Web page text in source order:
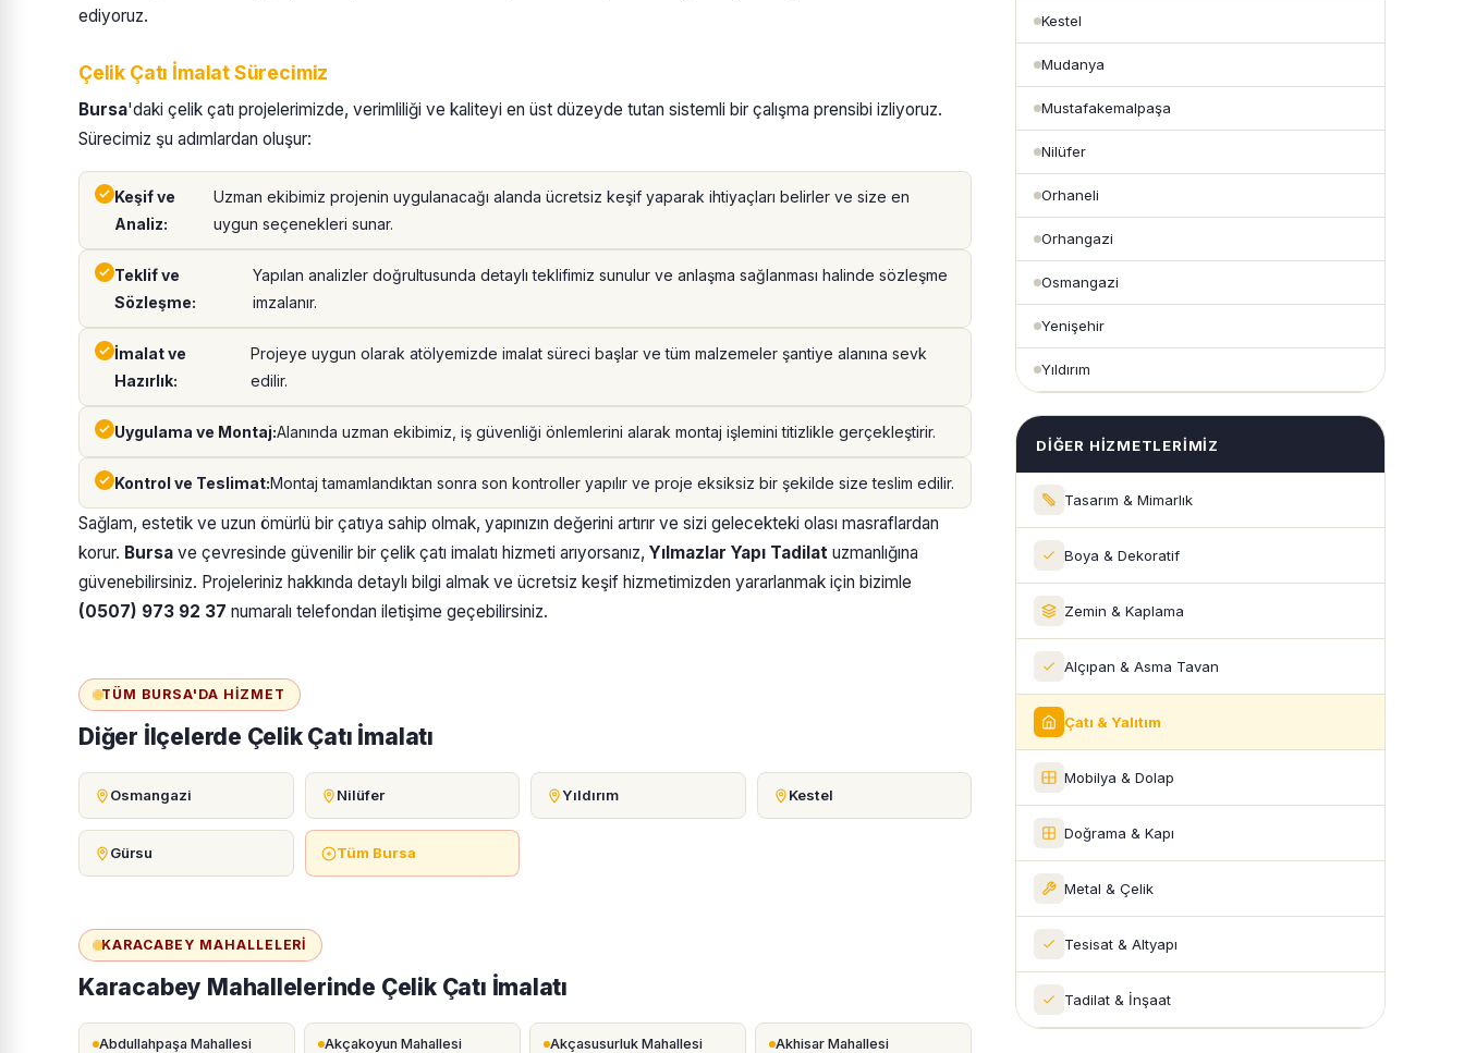
ediyoruz.
Çelik Çatı İmalat Sürecimiz
Bursa'daki çelik çatı projelerimizde, verimliliği ve kaliteyi en üst düzeyde tutan sistemli bir çalışma prensibi izliyoruz.
Sürecimiz şu adımlardan oluşur:
Keşif ve
Analiz:
Uzman ekibimiz projenin uygulanacağı alanda ücretsiz keşif yaparak ihtiyaçları belirler ve size en
uygun seçenekleri sunar.
Teklif ve
Sözleşme:
Yapılan analizler doğrultusunda detaylı teklifimiz sunulur ve anlaşma sağlanması halinde sözleşme
imzalanır.
İmalat ve
Hazırlık:
Projeye uygun olarak atölyemizde imalat süreci başlar ve tüm malzemeler şantiye alanına sevk
edilir.
Uygulama ve Montaj:Alanında uzman ekibimiz, iş güvenliği önlemlerini alarak montaj işlemini titizlikle gerçekleştirir.
Kontrol ve Teslimat:Montaj tamamlandıktan sonra son kontroller yapılır ve proje eksiksiz bir şekilde size teslim edilir.
Sağlam, estetik ve uzun ömürlü bir çatıya sahip olmak, yapınızın değerini artırır ve sizi gelecekteki olası masraflardan
korur. Bursa ve çevresinde güvenilir bir çelik çatı imalatı hizmeti arıyorsanız, Yılmazlar Yapı Tadilat uzmanlığına
güvenebilirsiniz. Projeleriniz hakkında detaylı bilgi almak ve ücretsiz keşif hizmetimizden yararlanmak için bizimle
(0507) 973 92 37 numaralı telefondan iletişime geçebilirsiniz.
TÜM BURSA'DA HIZMET
Diğer İlçelerde Çelik Çatı İmalatı
Osmangazi Nilüfer Yıldırım Kestel
Gürsu Tüm Bursa
KARACABEY MAHALLELERI
Karacabey Mahallelerinde Çelik Çatı İmalatı
Abdullahpaşa Mahallesi Akçakoyun Mahallesi Akçasusurluk Mahallesi Akhisar Mahallesi
Kestel
Mudanya
Mustafakemalpaşa
Nilüfer
Orhaneli
Orhangazi
Osmangazi
Yenişehir
Yıldırım
DIĞER HIZMETLERIMIZ
Tasarım & Mimarlık
Boya & Dekoratif
Zemin & Kaplama
Alçıpan & Asma Tavan
Çatı & Yalıtım
Mobilya & Dolap
Doğrama & Kapı
Metal & Çelik
Tesisat & Altyapı
Tadilat & İnşaat